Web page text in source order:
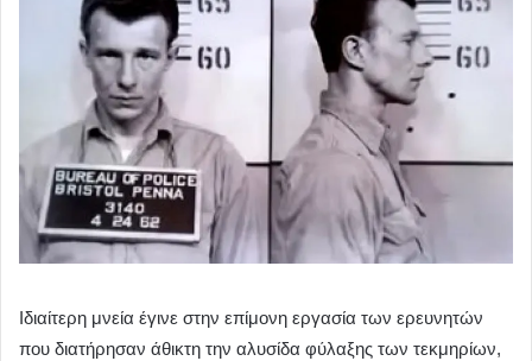
Ιδιαίτερη μνεία έγινε στην επίμονη εργασία των ερευνητών
που διατήρησαν άθικτη την αλυσίδα φύλαξης των τεκμηρίων,